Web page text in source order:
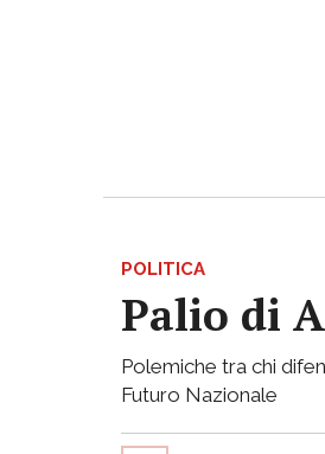
POLITICA
Palio di
Polemiche tra chi
Futuro Nazionale